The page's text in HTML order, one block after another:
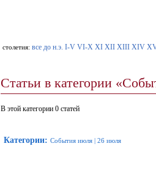
столетия: все до н.э. I-V VI-X XI XII XIII XIV
Статьи в категории
В этой категории 0 статей
Категории: События июля | 26 июля